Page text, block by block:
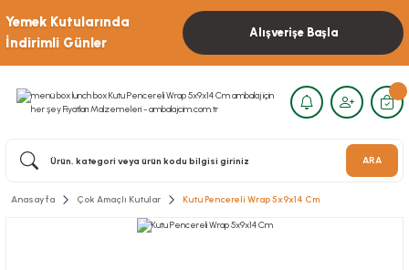
Yemek Kutularında
İndirimli Günler
Alışverişe Başla
ARA
Anasayfa Çok Amaçlı Kutular Kutu Pencereli Wrap 5x9x14 Cm